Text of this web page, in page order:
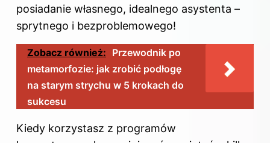
posiadanie własnego, idealnego asystenta –
sprytnego i bezproblemowego!
Zobacz również: Przewodnik po
metamorfozie: jak zrobić podłogę
na starym strychu w 5 krokach do
sukcesu
Kiedy korzystasz z programów